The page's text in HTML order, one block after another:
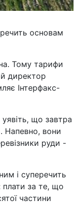
основам
Тому тарифи
директор
Інтерфакс-
що завтра
Напевно, вони
руди -
і суперечить
плати за те, що
частини